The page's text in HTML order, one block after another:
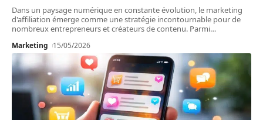
Dans un paysage numérique en constante évolution, le marketing
d'affiliation émerge comme une stratégie incontournable pour de
nombreux entrepreneurs et créateurs de contenu. Parmi…
Marketing 15/05/2026